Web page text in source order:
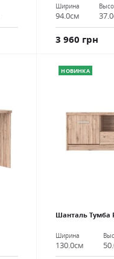
Ширина
94.0см
3 960 грн
НОВИНКА
Шанталь Тумба
Ширина
130.0см